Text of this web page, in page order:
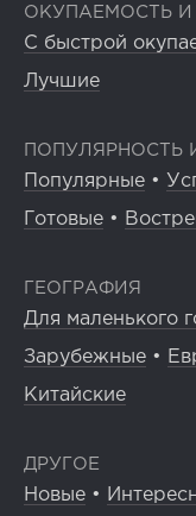
ОКУПАЕМОСТЬ
С быстрой
Лучшие
ПОПУЛЯРНОСТЬ
Популярные •
Готовые •
ГЕОГРАФИЯ
Для маленького
Зарубежные •
Китайские
ДРУГОЕ
Новые •